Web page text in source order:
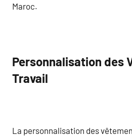
Maroc.
Personnalisation des
Travail
La personnalisation des